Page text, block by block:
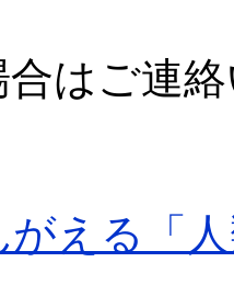
合はご連
える「